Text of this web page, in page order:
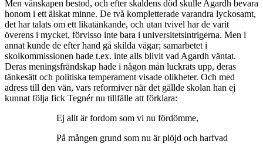
Men vänskapen bestod, och efter skaldens död skulle Agardh bevara
honom i ett älskat minne. De två kompletterade varandra lyckosamt,
det har talats om ett likatänkande, och utan tvivel har de varit
överens i mycket, förvisso inte bara i universitetsintrigerna. Men i
annat kunde de efter hand gå skilda vägar; samarbetet i
skolkommissionen hade t.ex. inte alls blivit vad Agardh väntat.
Deras meningsfrändskap hade i någon mån luckrats upp, deras
tänkesätt och politiska temperament visade olikheter. Och med
adress till den vän, vars reformiver när det gällde skolan han ej
kunnat följa fick Tegnér nu tillfälle att förklara:
Ej allt är fordom som vi nu fördömme,
På mången grund som nu är plöjd och harfvad